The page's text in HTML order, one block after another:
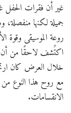
غير أن فقرات الحفل
جميلة لكنها منفصلة،
روعة الموسيقى وقوة
اكتُشف لاحقًا من أن
خلال العرض كان
مع روح هذا النوع من
الانقسامات.